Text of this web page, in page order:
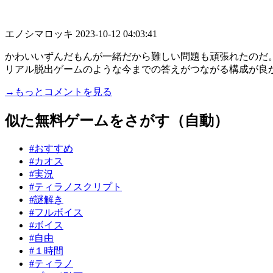
エノシマロッキ 2023-10-12 04:03:41
かわいいずんだもんが一緒だから難しい問題も頑張れたのだ。
リアル脱出ゲームのような今までの答えがつながる構成が良
→もっとコメントを見る
似た無料ゲームをさがす（自動）
#おすすめ
#カオス
#実況
#ティラノスクリプト
#謎解き
#フルボイス
#ボイス
#自由
#１時間
#ティラノ